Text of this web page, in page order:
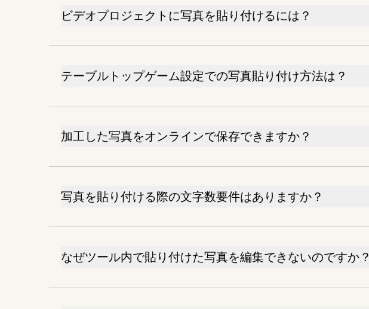
ビデオプロジェクトに写真を貼り付けるには？
テーブルトップゲーム設定での写真貼り付け方法は？
加工した写真をオンラインで保存できますか？
写真を貼り付ける際の文字数要件はありますか？
なぜツール内で貼り付けた写真を編集できないのですか？